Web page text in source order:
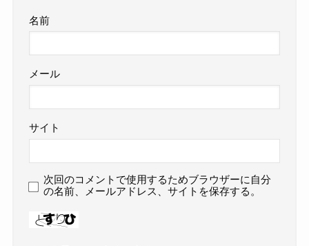
名前
メール
サイト
次回のコメントで使用するためブラウザーに自分
の名前、メールアドレス、サイトを保存する。